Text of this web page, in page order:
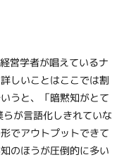
営学者が唱えているナ
しいことはここでは割
うと、「暗黙知がとて
が言語化しきれていな
でアウトプットできて
のほうが圧倒的に多い